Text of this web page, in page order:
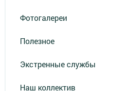
Фотогалереи
Полезное
Экстренные службы
Наш коллектив